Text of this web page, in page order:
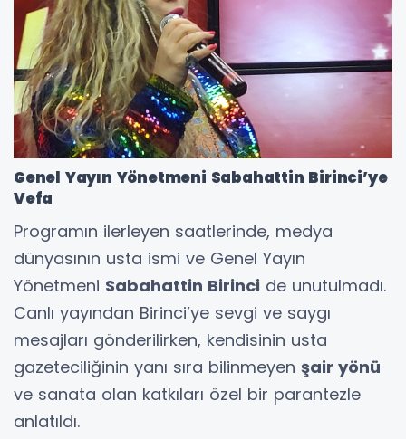
Genel Yayın Yönetmeni Sabahattin Birinci’ye
Vefa
Programın ilerleyen saatlerinde, medya
dünyasının usta ismi ve Genel Yayın
Yönetmeni Sabahattin Birinci de unutulmadı.
Canlı yayından Birinci’ye sevgi ve saygı
mesajları gönderilirken, kendisinin usta
gazeteciliğinin yanı sıra bilinmeyen şair yönü
ve sanata olan katkıları özel bir parantezle
anlatıldı.